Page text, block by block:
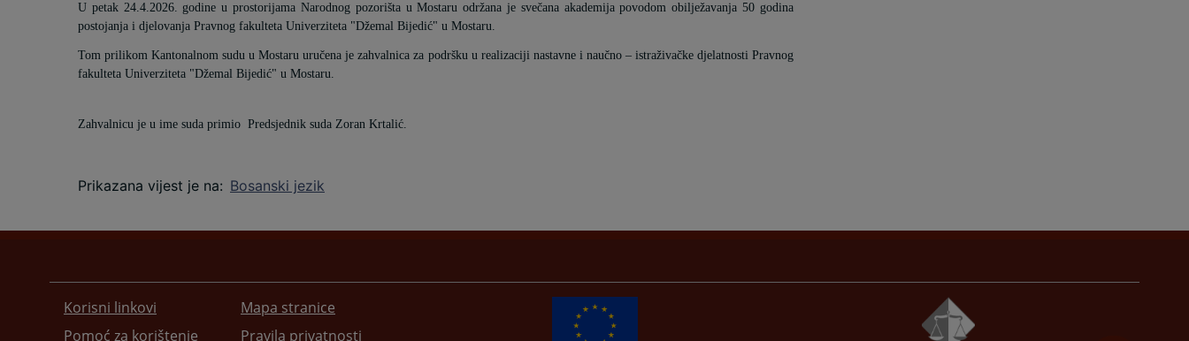
U petak 24.4.2026. godine u prostorijama Narodnog pozorišta u Mostaru održana je svečana akademija povodom obilježavanja 50 godina
postojanja i djelovanja Pravnog fakulteta Univerziteta "Džemal Bijedić" u Mostaru.
Tom prilikom Kantonalnom sudu u Mostaru uručena je zahvalnica za podršku u realizaciji nastavne i naučno – istraživačke djelatnosti Pravnog
fakulteta Univerziteta "Džemal Bijedić" u Mostaru.
Zahvalnicu je u ime suda primio Predsjednik suda Zoran Krtalić.
Prikazana vijest je na: Bosanski jezik
Korisni linkovi
Pomoć za korištenje
Mapa stranice
Pravila privatnosti